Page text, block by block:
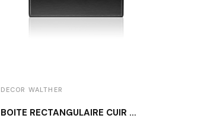
DECOR WALTHER
BOÎTE RECTANGULAIRE CUIR NOIR BROWNIE BMD2